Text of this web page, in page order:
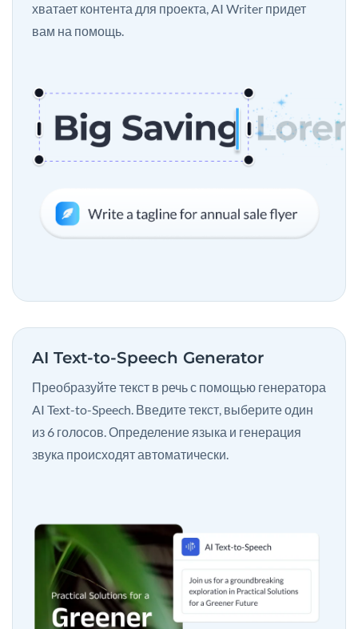
хватает контента для проекта, AI Writer придет
вам на помощь.
AI Text-to-Speech Generator
Преобразуйте текст в речь с помощью генератора
AI Text-to-Speech. Введите текст, выберите один
из 6 голосов. Определение языка и генерация
звука происходят автоматически.